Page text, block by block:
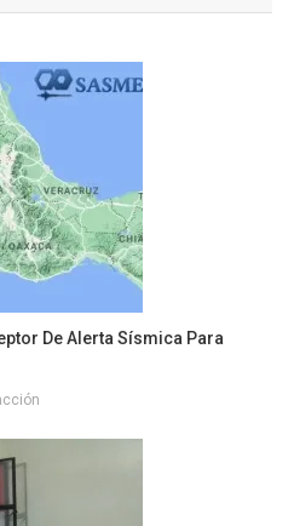
De Alerta Sísmica Para